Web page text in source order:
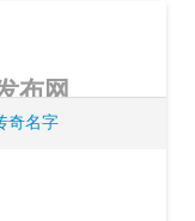
布网
奇名字